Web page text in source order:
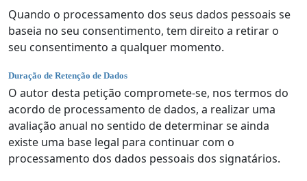
Quando o processamento dos seus dados pessoais se
baseia no seu consentimento, tem direito a retirar o
seu consentimento a qualquer momento.
Duração de Retenção de Dados
O autor desta petição compromete-se, nos termos do
acordo de processamento de dados, a realizar uma
avaliação anual no sentido de determinar se ainda
existe uma base legal para continuar com o
processamento dos dados pessoais dos signatários.